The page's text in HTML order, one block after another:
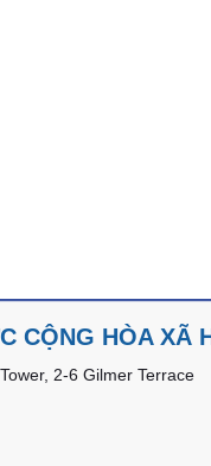
CỘNG HÒA XÃ
2-6 Gilmer Terrace